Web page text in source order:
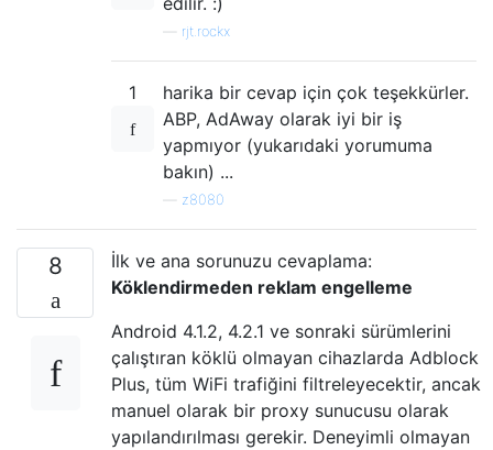
rjt.rockx
1
harika bir cevap için çok teşekkürler.
ABP, AdAway olarak iyi bir iş
yapmıyor (yukarıdaki yorumuma
bakın) ...
z8080
8
İlk ve ana sorunuzu cevaplama:
Köklendirmeden reklam engelleme
Android 4.1.2, 4.2.1 ve sonraki sürümlerini
çalıştıran köklü olmayan cihazlarda Adblock
Plus, tüm WiFi trafiğini filtreleyecektir, ancak
manuel olarak bir proxy sunucusu olarak
yapılandırılması gerekir. Deneyimli olmayan